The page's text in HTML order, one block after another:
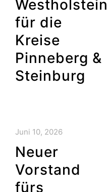
Westholstein
für die
Kreise
Pinneberg &
Steinburg
Juni 10, 2026
Neuer
Vorstand
fürs